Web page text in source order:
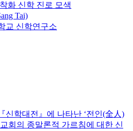
화 신학 진로 모색
Tai)
교 신학연구소
신학대전』에 나타난 ‘전인(全人)
회의 종말론적 가르침에 대한 신